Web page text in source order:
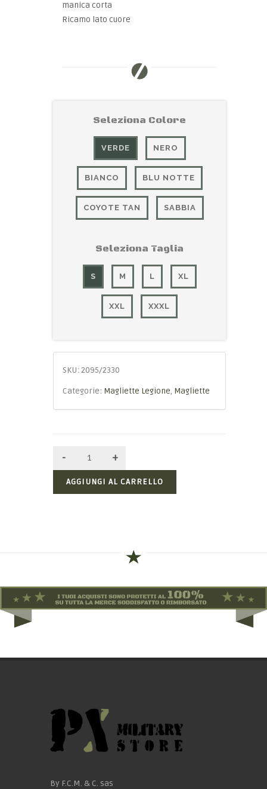
manica corta
Ricamo lato cuore
Seleziona Colore
VERDE NERO
BIANCO BLU NOTTE
COYOTE TAN SABBIA
Seleziona Taglia
S M L XL
XXL XXXL
SKU: 2095/2330
Categorie: Magliette Legione, Magliette
AGGIUNGI AL CARRELLO
By F.C.M. & C. sas